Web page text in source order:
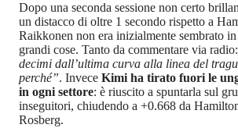
Dopo una seconda sessione non certo
un distacco di oltre 1 secondo rispetto a
Raikkonen non era inizialmente sembrato
grandi cose. Tanto da commentare via radio:
decimi dall’ultima curva alla linea del
perché”. Invece Kimi ha tirato fuori le
in ogni settore: è riuscito a spuntarla sul
inseguitori, chiudendo a +0.668 da
Rosberg.